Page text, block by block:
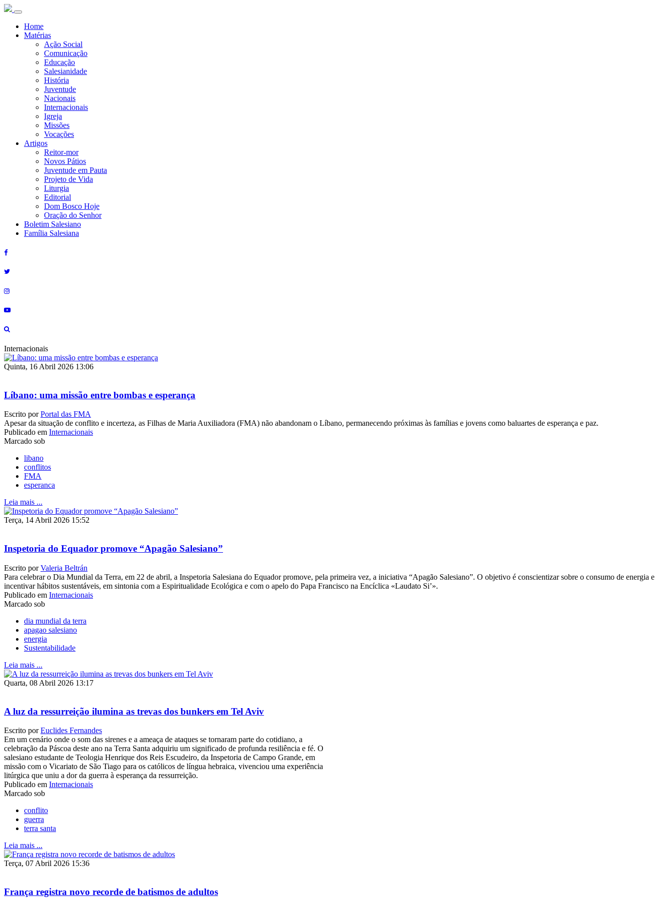
Home
Matérias
Ação Social
Comunicação
Educação
Salesianidade
História
Juventude
Nacionais
Internacionais
Igreja
Missões
Vocações
Artigos
Reitor-mor
Novos Pátios
Juventude em Pauta
Projeto de Vida
Liturgia
Editorial
Dom Bosco Hoje
Oração do Senhor
Boletim Salesiano
Família Salesiana
Internacionais
Quinta, 16 Abril 2026 13:06
Líbano: uma missão entre bombas e esperança
Escrito porPortal das FMA
Apesar da situação de conflito e incerteza, as Filhas de Maria Auxiliadora (FMA) não abandonam o Líbano, permanecendo próximas às famílias e jovens como baluartes de esperança e paz.
Publicado em Internacionais
Marcado sob
libano
conflitos
FMA
esperanca
Leia mais ...
Terça, 14 Abril 2026 15:52
Inspetoria do Equador promove “Apagão Salesiano”
Escrito porValeria Beltrán
Para celebrar o Dia Mundial da Terra, em 22 de abril, a Inspetoria Salesiana do Equador promove, pela primeira vez, a iniciativa “Apagão Salesiano”. O objetivo é conscientizar sobre o consumo de energia e
incentivar hábitos sustentáveis, em sintonia com a Espiritualidade Ecológica e com o apelo do Papa Francisco na Encíclica «Laudato Si’».
Publicado em Internacionais
Marcado sob
dia mundial da terra
apagao salesiano
energia
Sustentabilidade
Leia mais ...
Quarta, 08 Abril 2026 13:17
A luz da ressurreição ilumina as trevas dos bunkers em Tel Aviv
Escrito porEuclides Fernandes
Em um cenário onde o som das sirenes e a ameaça de ataques se tornaram parte do cotidiano, a
celebração da Páscoa deste ano na Terra Santa adquiriu um significado de profunda resiliência e fé. O
salesiano estudante de Teologia Henrique dos Reis Escudeiro, da Inspetoria de Campo Grande, em
missão com o Vicariato de São Tiago para os católicos de língua hebraica, vivenciou uma experiência
litúrgica que uniu a dor da guerra à esperança da ressurreição.
Publicado em Internacionais
Marcado sob
conflito
guerra
terra santa
Leia mais ...
Terça, 07 Abril 2026 15:36
França registra novo recorde de batismos de adultos